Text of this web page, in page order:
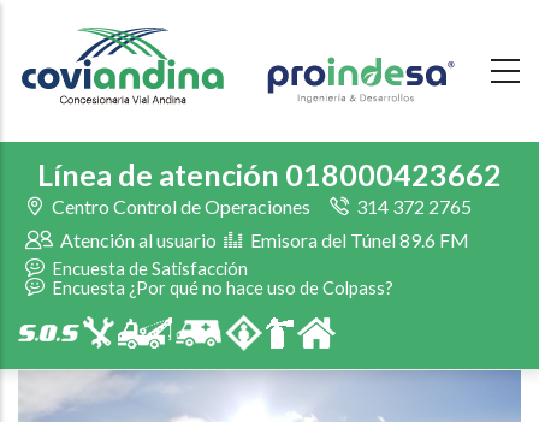
main
Línea de atención 018000423662
Centro Control de Operaciones
314 372 2765
Atención al usuario
Emisora del Túnel 89.6 FM
Encuesta de Satisfacción
Encuesta ¿Por qué no hace uso de Colpass?